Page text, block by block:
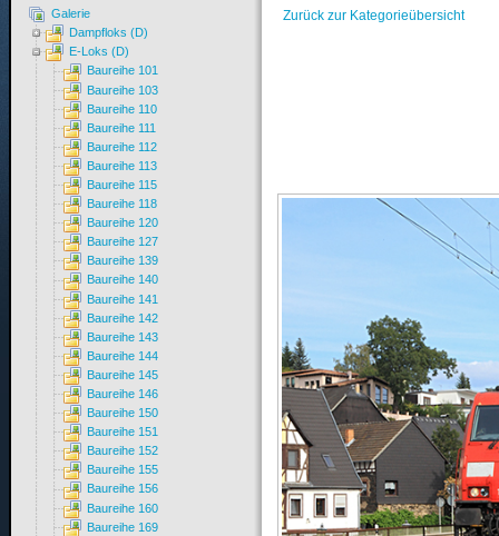
Zurück zur Kategorieübersicht
Galerie
Dampfloks (D)
E-Loks (D)
Baureihe 101
Baureihe 103
Baureihe 110
Baureihe 111
Baureihe 112
Baureihe 113
Baureihe 115
Baureihe 118
Baureihe 120
Baureihe 127
Baureihe 139
Baureihe 140
Baureihe 141
Baureihe 142
Baureihe 143
Baureihe 144
Baureihe 145
Baureihe 146
Baureihe 150
Baureihe 151
Baureihe 152
Baureihe 155
Baureihe 156
Baureihe 160
Baureihe 169